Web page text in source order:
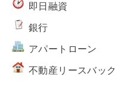
即日融資
銀行
アパートローン
不動産リースバック